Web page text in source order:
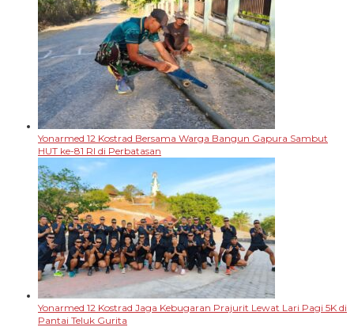
Yonarmed 12 Kostrad Bersama Warga Bangun Gapura Sambut
HUT ke-81 RI di Perbatasan
Yonarmed 12 Kostrad Jaga Kebugaran Prajurit Lewat Lari Pagi 5K di
Pantai Teluk Gurita